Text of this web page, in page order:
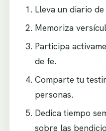
Lleva un diario
Memoriza
Participa
de fe.
Comparte tu
personas.
Dedica tiempo
sobre las